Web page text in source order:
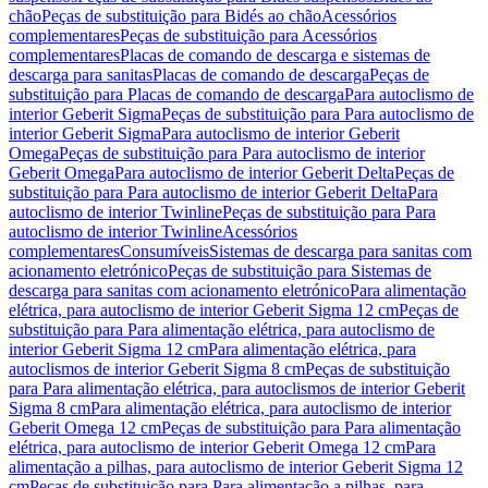
chãoPeças de substituição para Bidés ao chãoAcessórios
complementaresPeças de substituição para Acessórios
complementaresPlacas de comando de descarga e sistemas de
descarga para sanitasPlacas de comando de descargaPeças de
substituição para Placas de comando de descargaPara autoclismo de
interior Geberit SigmaPeças de substituição para Para autoclismo de
interior Geberit SigmaPara autoclismo de interior Geberit
OmegaPeças de substituição para Para autoclismo de interior
Geberit OmegaPara autoclismo de interior Geberit DeltaPeças de
substituição para Para autoclismo de interior Geberit DeltaPara
autoclismo de interior TwinlinePeças de substituição para Para
autoclismo de interior TwinlineAcessórios
complementaresConsumíveisSistemas de descarga para sanitas com
acionamento eletrónicoPeças de substituição para Sistemas de
descarga para sanitas com acionamento eletrónicoPara alimentação
elétrica, para autoclismo de interior Geberit Sigma 12 cmPeças de
substituição para Para alimentação elétrica, para autoclismo de
interior Geberit Sigma 12 cmPara alimentação elétrica, para
autoclismos de interior Geberit Sigma 8 cmPeças de substituição
para Para alimentação elétrica, para autoclismos de interior Geberit
Sigma 8 cmPara alimentação elétrica, para autoclismo de interior
Geberit Omega 12 cmPeças de substituição para Para alimentação
elétrica, para autoclismo de interior Geberit Omega 12 cmPara
alimentação a pilhas, para autoclismo de interior Geberit Sigma 12